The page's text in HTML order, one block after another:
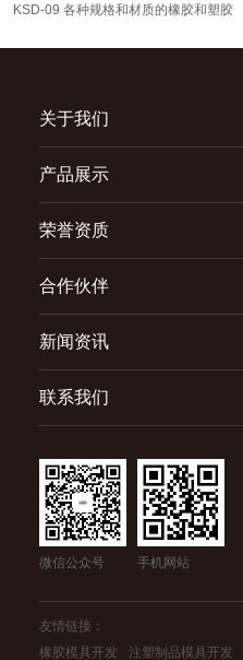
KSD-09 各种规格和材质的橡胶和塑胶
关于我们
产品展示
荣誉资质
合作伙伴
新闻资讯
联系我们
微信公众号 手机网站
友情链接：
橡胶模具开发
注塑制品模具开发